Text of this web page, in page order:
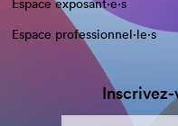
Espace exposant·e⋅s
Espace professionnel·le⋅s